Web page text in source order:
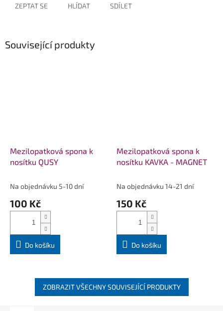
ZEPTAT SE HLÍDAT SDÍLET
Související produkty
Mezilopatková spona k
nosítku QUSY
Na objednávku 5-10 dní
100 Kč
Do košíku
Mezilopatková spona k
nosítku KAVKA - MAGNET
Na objednávku 14-21 dní
150 Kč
Do košíku
ZOBRAZIT VŠECHNY SOUVISEJÍCÍ PRODUKTY